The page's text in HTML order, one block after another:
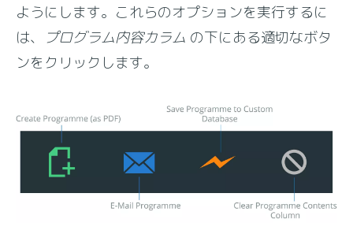
ようにします。これらのオプションを実行するに
は、
プログラム内容カラム の下にある適切なボタ
ンをクリックします。